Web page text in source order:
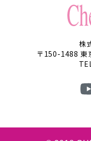
株
〒150-1488 東